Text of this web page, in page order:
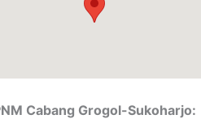
Cabang Grogol-Sukoharjo: